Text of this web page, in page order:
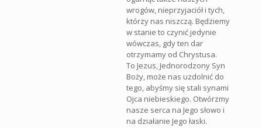
wrogów, nieprzyjaciół i tych,
którzy nas niszczą. Będziemy
w stanie to czynić jedynie
wówczas, gdy ten dar
otrzymamy od Chrystusa.
To Jezus, Jednorodzony Syn
Boży, może nas uzdolnić do
tego, abyśmy się stali synami
Ojca niebieskiego. Otwórzmy
nasze serca na Jego słowo i
na działanie Jego łaski.